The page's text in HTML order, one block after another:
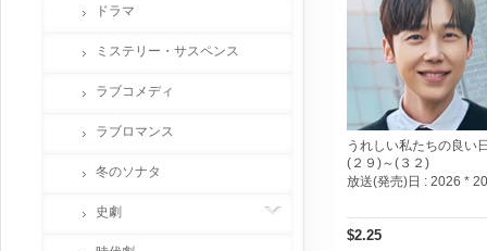
うれしい私たちの良い
(２９)～(３２)
放送(発売)日 : 2026 *
$2.25
ドラマ
ミステリー・サスペンス
ラブコメディ
ラブロマンス
冬のソナタ
史劇